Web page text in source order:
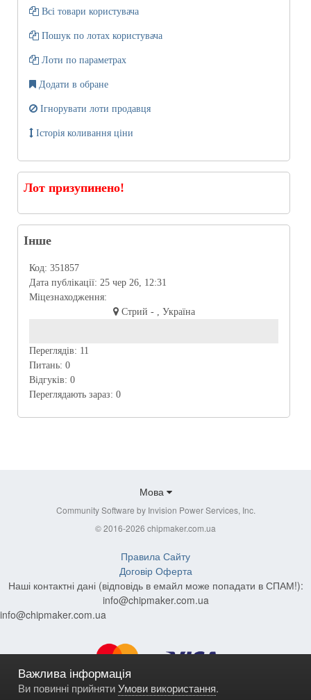
Всі товари користувача
Пошук по лотах користувача
Лоти по параметрах
Додати в обране
Ігнорувати лоти продавця
Історія коливання ціни
Лот призупинено!
Інше
Код: 351857
Дата публікації: 25 чер 26, 12:31
Міцезнаходження:
Стрий - , Україна
Переглядів: 11
Питань: 0
Відгуків: 0
Переглядають зараз: 0
Мова
Community Software by Invision Power Services, Inc.
© 2016-2026 chipmaker.com.ua
Важлива інформація
Ви повинні прийнятиУмови використання.
Правила Сайту
Договір Оферта
Наші контактні дані (відповідь в емайл може попадати в СПАМ!):
info@chipmaker.com.ua
info@chipmaker.com.ua